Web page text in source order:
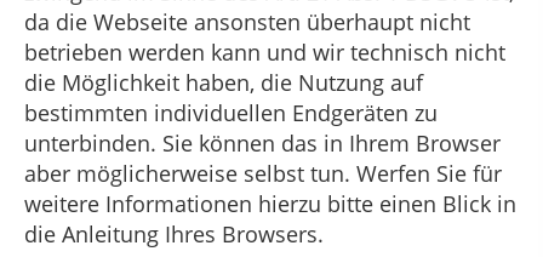
da die Webseite ansonsten überhaupt nicht
betrieben werden kann und wir technisch nicht
die Möglichkeit haben, die Nutzung auf
bestimmten individuellen Endgeräten zu
unterbinden. Sie können das in Ihrem Browser
aber möglicherweise selbst tun. Werfen Sie für
weitere Informationen hierzu bitte einen Blick in
die Anleitung Ihres Browsers.